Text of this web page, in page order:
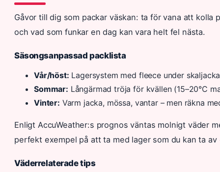
Gåvor till dig som packar väskan: ta för vana att
och vad som funkar en dag kan vara helt fel nästa.
Säsongsanpassad packlista
Vår/höst: Lagersystem med fleece under
Sommar: Långärmad tröja för kvällen (15–20°C
Vinter: Varm jacka, mössa, vantar – men räkna
Enligt AccuWeather:s prognos väntas molnigt väder
perfekt exempel på att ta med lager som du kan ta av
Väderrelaterade tips